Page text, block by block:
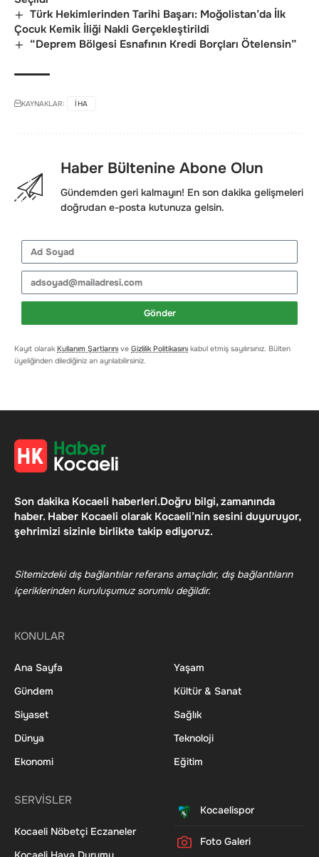
Türk Hekimlerinden Tarihi Başarı: Moğolistan’da İlk
Çocuk Kemik İliği Nakli Gerçekleştirildi
“Deprem Bölgesi Esnafının Kredi Borçları Ötelensin”
KAYNAKLAR: IHA
Haber Bültenine Abone Olun
Gündemden geri kalmayın! En son dakika gelişmeleri
doğrudan e-posta kutunuza gelsin.
Gönder
Kayıt olarak Kullanım Şartlarını ve Gizlilik Politikasını kabul etmiş sayılırsınız. Bülten
üyeliğinden dilediğiniz an ayrılabilirsiniz.
Son dakika Kocaeli haberleri.Doğru bilgi, zamanında
haber. Haber Kocaeli olarak Kocaeli’nin sesini duyuruyor,
şehrimizi sizinle birlikte takip ediyoruz.
Sitemizdeki dış bağlantılar referans amaçlıdır, dış bağlantıların
içeriklerinden kuruluşumuz sorumlu değildir.
KONULAR
Ana Sayfa
Gündem
Siyaset
Dünya
Ekonomi
Yaşam
Kültür & Sanat
Sağlık
Teknoloji
Eğitim
SERVİSLER
Kocaeli Nöbetçi Eczaneler
Kocaelispor
Foto Galeri